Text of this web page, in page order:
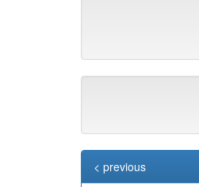
< previous